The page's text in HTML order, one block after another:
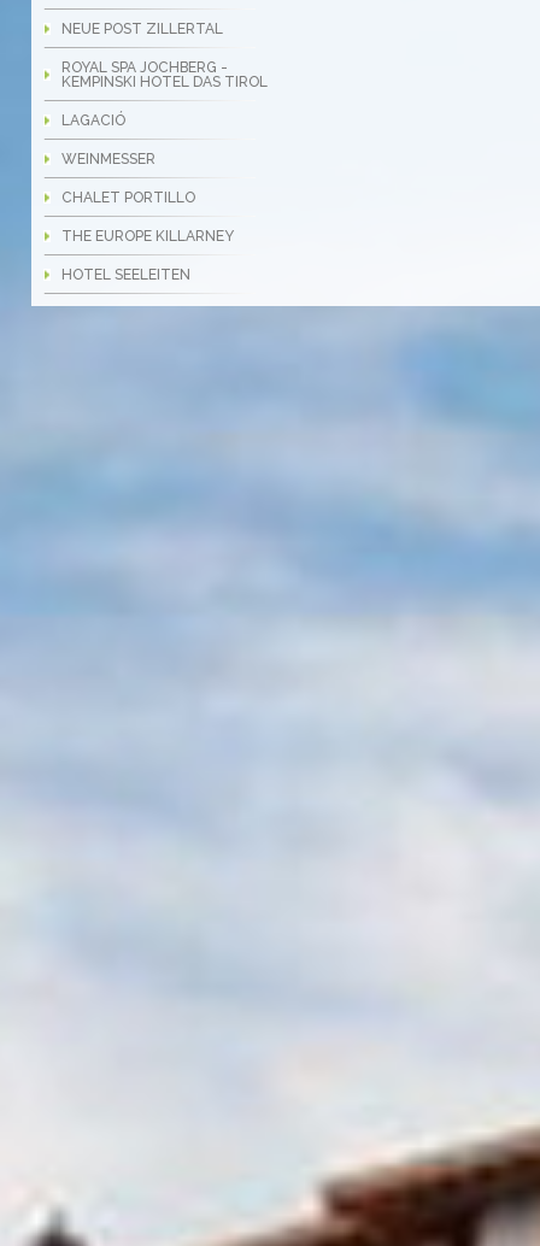
NEUE POST ZILLERTAL
ROYAL SPA JOCHBERG -
KEMPINSKI HOTEL DAS TIROL
LAGACIÓ
WEINMESSER
CHALET PORTILLO
THE EUROPE KILLARNEY
HOTEL SEELEITEN